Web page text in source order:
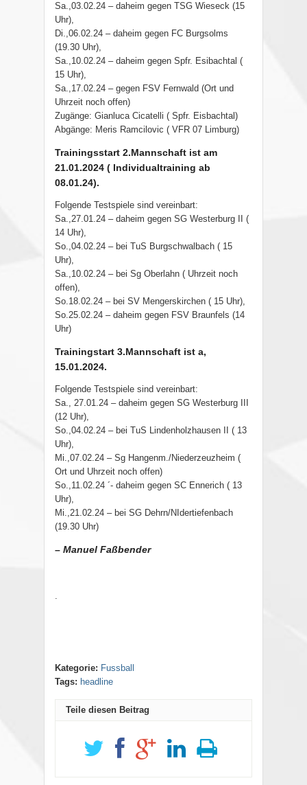
Sa.,03.02.24 – daheim gegen TSG Wieseck (15
Uhr),
Di.,06.02.24 – daheim gegen FC Burgsolms
(19.30 Uhr),
Sa.,10.02.24 – daheim gegen Spfr. Esibachtal (
15 Uhr),
Sa.,17.02.24 – gegen FSV Fernwald (Ort und
Uhrzeit noch offen)
Zugänge: Gianluca Cicatelli ( Spfr. Eisbachtal)
Abgänge: Meris Ramcilovic ( VFR 07 Limburg)
Trainingsstart 2.Mannschaft ist am
21.01.2024 ( Individualtraining ab
08.01.24).
Folgende Testspiele sind vereinbart:
Sa.,27.01.24 – daheim gegen SG Westerburg II (
14 Uhr),
So.,04.02.24 – bei TuS Burgschwalbach ( 15
Uhr),
Sa.,10.02.24 – bei Sg Oberlahn ( Uhrzeit noch
offen),
So.18.02.24 – bei SV Mengerskirchen ( 15 Uhr),
So.25.02.24 – daheim gegen FSV Braunfels (14
Uhr)
Trainingstart 3.Mannschaft ist a,
15.01.2024.
Folgende Testspiele sind vereinbart:
Sa., 27.01.24 – daheim gegen SG Westerburg III
(12 Uhr),
So.,04.02.24 – bei TuS Lindenholzhausen II ( 13
Uhr),
Mi.,07.02.24 – Sg Hangenm./Niederzeuzheim (
Ort und Uhrzeit noch offen)
So.,11.02.24 ´- daheim gegen SC Ennerich ( 13
Uhr),
Mi.,21.02.24 – bei SG Dehrn/NIdertiefenbach
(19.30 Uhr)
– Manuel Faßbender
.
Kategorie: Fussball
Tags: headline
Teile diesen Beitrag